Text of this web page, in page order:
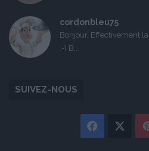
cordonbleu75
Bonjour, Effectivement
:-) B...
SUIVEZ-NOUS
Facebook